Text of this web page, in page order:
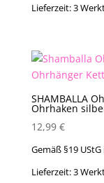
Lieferzeit:3
SHAMBALLA
Ohrhaken
12,99 €
Gemäß §19
Lieferzeit:3